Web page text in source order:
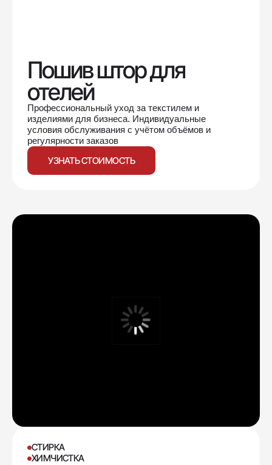
Пошив штор для
отелей
Профессиональный уход за текстилем и
изделиями для бизнеса. Индивидуальные
условия обслуживания с учётом объёмов и
регулярности заказов
УЗНАТЬ СТОИМОСТЬ
СТИРКА
ХИМЧИСТКА